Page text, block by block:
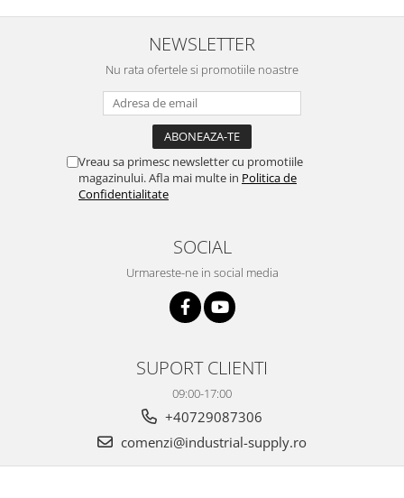
NEWSLETTER
Nu rata ofertele si promotiile noastre
Vreau sa primesc newsletter cu promotiile
magazinului. Afla mai multe in Politica de
Confidentialitate
SOCIAL
Urmareste-ne in social media
SUPORT CLIENTI
09:00-17:00
+40729087306
comenzi@industrial-supply.ro